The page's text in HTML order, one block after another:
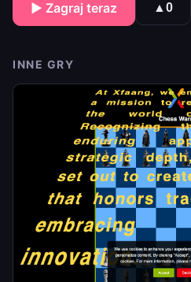
▶ Zagraj teraz ▲ 0
INNE GRY